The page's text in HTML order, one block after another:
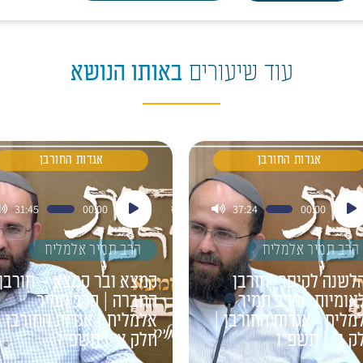
עוד שיעורים באותו הנושא
אגדות החורבן
00:00
37:24
הרב תמיר אלמליח
לקיסר- חורבן
| הרב תמיר
| אגדות החורבן |
ב' | תשפ"ו
אגדות החורבן
נגן
אודיו
00:00
31:45
הרב תמיר אלמליח
קמצא ובר קמצא –
החברה | הרב תמיר
אלמליח | אגדות
חלק א' | תשפ"ו